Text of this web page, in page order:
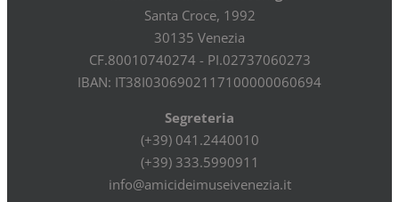
Santa Croce, 1992
30135 Venezia
CF.80010740274 - PI.02737060273
IBAN: IT38I0306902117100000060694
Segreteria
(+39) 041.2440010
(+39) 333.5990911
info@amicideimuseivenezia.it